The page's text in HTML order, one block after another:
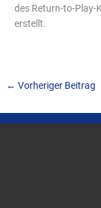
des Return-to-Play-
erstellt.
← Vorheriger Beitrag